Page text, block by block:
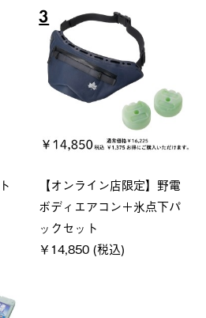
3
【オンライン店限定】野電
ボディエアコン＋氷点下パ
ックセット
￥14,850 (税込)